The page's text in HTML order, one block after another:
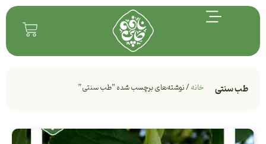
طب سنتی خانه/ نوشته‌های برچسب شده “طب سنتی”